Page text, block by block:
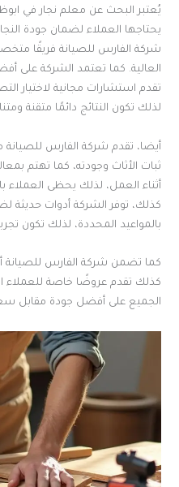
يُعتبر البحث عن معلم نجار في
يحتاجها العملاء لضمان جودة
شركة الفارس للصيانة فريقًا
العالية. كما تعتمد الشركة على
تقدم استشارات مجانية لاختيار
لذلك تكون النتائج دائمًا متقنة
أيضا، تقدم شركة الفارس
ثبات الأثاث وجودته، كما تهتم
أثناء العمل، لذلك يحظى العملاء
كذلك، توفر الشركة أدوات حديثة
بالمواعيد المحددة، لذلك تكون
كما تضمن شركة الفارس للصيانة
كذلك تقدم عروضًا خاصة للعملاء
الجميع على أفضل جودة مقابل